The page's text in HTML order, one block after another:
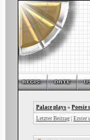
Palace plays » Poesie
Letzter Beitrag Erster